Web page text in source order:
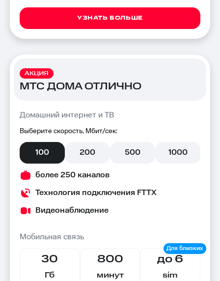
УЗНАТЬ БОЛЬШЕ
АКЦИЯ
МТС ДОМА ОТЛИЧНО
Домашний интернет и ТВ
Выберите скорость, Мбит/сек:
100 200 500 1000
более 250 каналов
Технология подключения FTTX
Видеонаблюдение
Мобильная связь
30
Гб
800
минут
до 6
sim